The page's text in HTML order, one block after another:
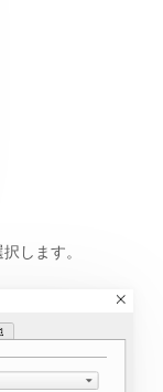
します。